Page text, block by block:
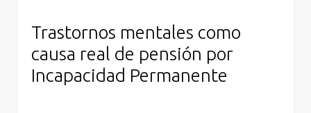
Trastornos mentales como
causa real de pensión por
Incapacidad Permanente